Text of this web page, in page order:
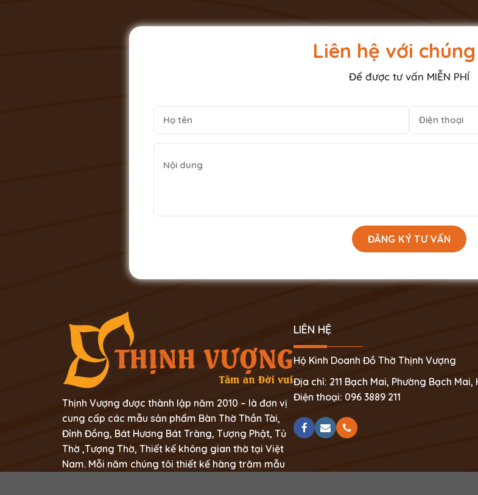
Liên hệ với
Để được tư vấn MIỄN PHÍ
Thịnh Vượng được thành lập năm 2010 – là đơn vị
cung cấp các mẫu sản phẩm Bàn Thờ Thần Tài,
Đỉnh Đồng, Bát Hương Bát Tràng, Tượng Phật, Tủ
Thờ ,Tượng Thờ, Thiết kế không gian thờ tại Việt
Nam. Mỗi năm chúng tôi thiết kế hàng trăm mẫu
LIÊN HỆ
Hộ Kinh Doanh Đồ Thờ Thịnh Vượng
Địa chỉ: 211 Bạch Mai, Phường Bạch Mai,
Điện thoại: 096 3889 211